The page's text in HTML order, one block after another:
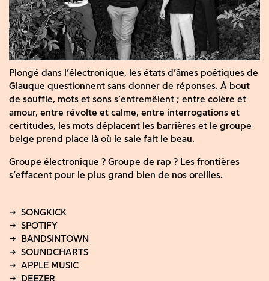
Plongé dans l’électronique, les états d’âmes poétiques de
Glauque questionnent sans donner de réponses. Á bout
de souffle, mots et sons s’entremêlent ; entre colère et
amour, entre révolte et calme, entre interrogations et
certitudes, les mots déplacent les barrières et le groupe
belge prend place là où le sale fait le beau.
Groupe électronique ? Groupe de rap ? Les frontières
s’effacent pour le plus grand bien de nos oreilles.